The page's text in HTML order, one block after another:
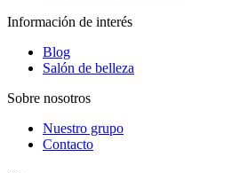
Información de interés
Blog
Salón de belleza
Sobre nosotros
Nuestro grupo
Contacto